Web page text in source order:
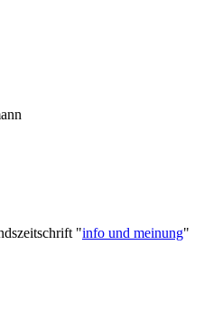
"info und meinung"